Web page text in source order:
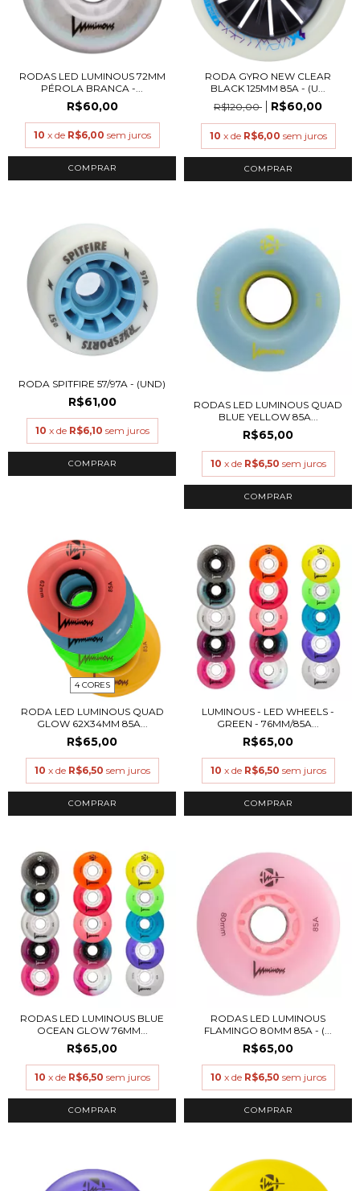
RODAS LED LUMINOUS 72MM
PÉROLA BRANCA -...
R$60,00
10 x de R$6,00 sem juros
COMPRAR
RODA GYRO NEW CLEAR
BLACK 125MM 85A - (U...
R$120,00
R$60,00
10 x de R$6,00 sem juros
COMPRAR
RODA SPITFIRE 57/97A - (UND)
R$61,00
10 x de R$6,10 sem juros
COMPRAR
RODAS LED LUMINOUS QUAD
BLUE YELLOW 85A...
R$65,00
10 x de R$6,50 sem juros
4 CORES
RODA LED LUMINOUS QUAD
GLOW 62X34MM 85A...
R$65,00
10 x de R$6,50 sem juros
COMPRAR
LUMINOUS - LED WHEELS -
GREEN - 76MM/85A...
R$65,00
10 x de R$6,50 sem juros
COMPRAR
RODAS LED LUMINOUS BLUE
OCEAN GLOW 76MM...
R$65,00
10 x de R$6,50 sem juros
COMPRAR
RODAS LED LUMINOUS
FLAMINGO 80MM 85A - (...
R$65,00
10 x de R$6,50 sem juros
COMPRAR